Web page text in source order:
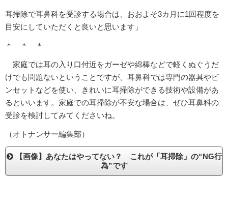
耳掃除で耳鼻科を受診する場合は、おおよそ3カ月に1回程度を
目安にしていただくと良いと思います」
＊ ＊ ＊
家庭では耳の入り口付近をガーゼや綿棒などで軽くぬぐうだ
けでも問題ないということですが、耳鼻科では専門の器具やピ
ンセットなどを使い、きれいに耳掃除ができる技術や設備があ
るといいます。家庭での耳掃除が不安な場合は、ぜひ耳鼻科の
受診を検討してみてくださいね。
（オトナンサー編集部）
【画像】あなたはやってない？ これが「耳掃除」の“NG行
為”です